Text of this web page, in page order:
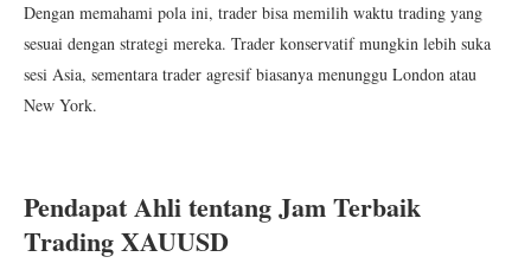
Dengan memahami pola ini, trader bisa memilih waktu trading yang
sesuai dengan strategi mereka. Trader konservatif mungkin lebih suka
sesi Asia, sementara trader agresif biasanya menunggu London atau
New York.
Pendapat Ahli tentang Jam Terbaik
Trading XAUUSD